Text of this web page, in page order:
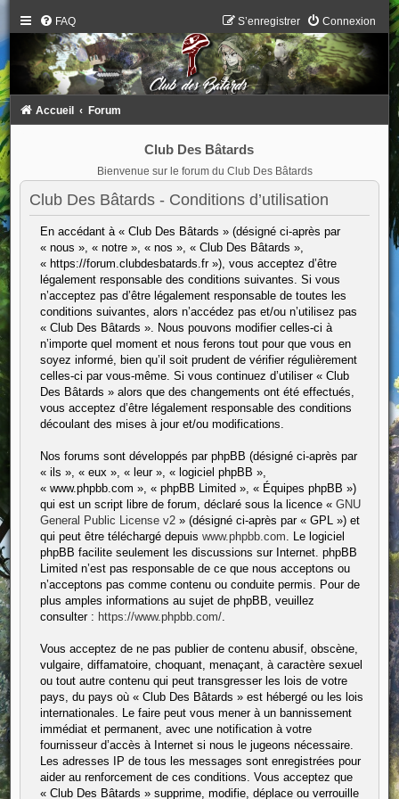
FAQ Connexion
S’enregistrer
Accueil Forum
Club Des Bâtards
Bienvenue sur le forum du Club Des Bâtards
Club Des Bâtards - Conditions d’utilisation
En accédant à « Club Des Bâtards » (désigné ci-après par
« nous », « notre », « nos », « Club Des Bâtards »,
« https://forum.clubdesbatards.fr »), vous acceptez d’être
légalement responsable des conditions suivantes. Si vous
n’acceptez pas d’être légalement responsable de toutes les
conditions suivantes, alors n’accédez pas et/ou n’utilisez pas
« Club Des Bâtards ». Nous pouvons modifier celles-ci à
n’importe quel moment et nous ferons tout pour que vous en
soyez informé, bien qu’il soit prudent de vérifier régulièrement
celles-ci par vous-même. Si vous continuez d’utiliser « Club
Des Bâtards » alors que des changements ont été effectués,
vous acceptez d’être légalement responsable des conditions
découlant des mises à jour et/ou modifications.
Nos forums sont développés par phpBB (désigné ci-après par
« ils », « eux », « leur », « logiciel phpBB »,
« www.phpbb.com », « phpBB Limited », « Équipes phpBB »)
qui est un script libre de forum, déclaré sous la licence « GNU
General Public License v2» (désigné ci-après par « GPL ») et
qui peut être téléchargé depuis www.phpbb.com . Le logiciel
phpBB facilite seulement les discussions sur Internet. phpBB
Limited n’est pas responsable de ce que nous acceptons ou
n’acceptons pas comme contenu ou conduite permis. Pour de
plus amples informations au sujet de phpBB, veuillez
consulter : https://www.phpbb.com/.
Vous acceptez de ne pas publier de contenu abusif, obscène,
vulgaire, diffamatoire, choquant, menaçant, à caractère sexuel
ou tout autre contenu qui peut transgresser les lois de votre
pays, du pays où « Club Des Bâtards » est hébergé ou les lois
internationales. Le faire peut vous mener à un bannissement
immédiat et permanent, avec une notification à votre
fournisseur d’accès à Internet si nous le jugeons nécessaire.
Les adresses IP de tous les messages sont enregistrées pour
aider au renforcement de ces conditions. Vous acceptez que
« Club Des Bâtards » supprime, modifie, déplace ou verrouille